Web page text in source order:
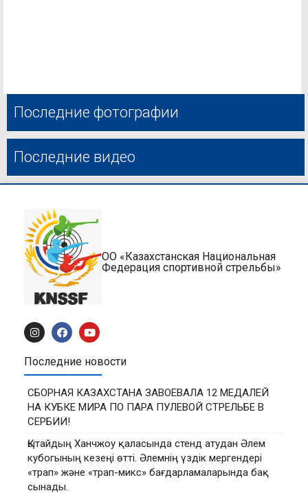
Последние фотографии
Последние видео
ОО «Казахстанская Национальная
Федерация спортивной стрельбы»
Последние новости
СБОРНАЯ КАЗАХСТАНА ЗАВОЕВАЛА 12 МЕДАЛЕЙ
НА КУБКЕ МИРА ПО ПАРА ПУЛЕВОЙ СТРЕЛЬБЕ В
СЕРБИИ!
Қытайдың Ханчжоу қаласында стенд атудан Әлем
кубогының кезеңі өтті. Әлемнің үздік мергендері
«трап» және «трап-микс» бағдарламаларында бақ
сынады.